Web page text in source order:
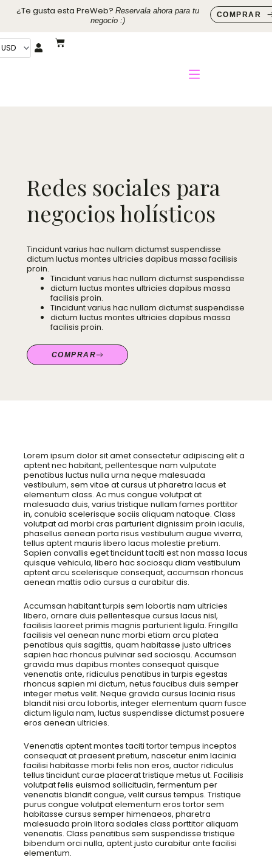
contenido
¿Te gusta esta PreWeb?Reservala ahora para tu
negocio :)
COMPRAR
Redes sociales para
negocios holísticos
Tincidunt varius hac nullam dictumst suspendisse
dictum luctus montes ultricies dapibus massa facilisis
proin.
Tincidunt varius hac nullam dictumst suspendisse
dictum luctus montes ultricies dapibus massa
facilisis proin.
Tincidunt varius hac nullam dictumst suspendisse
dictum luctus montes ultricies dapibus massa
facilisis proin.
COMPRAR
Lorem ipsum dolor sit amet consectetur adipiscing elit a
aptent nec habitant, pellentesque nam vulputate
penatibus luctus nulla urna neque malesuada
vestibulum, sem vitae at cursus ut pharetra lacus et
elementum class. Ac mus congue volutpat at
malesuada duis, varius tristique nullam fames porttitor
in, conubia scelerisque sociis aliquam natoque. Class
volutpat ad morbi cras parturient dignissim proin iaculis,
phasellus aenean porta risus vestibulum augue viverra,
tellus aptent mauris libero lacus molestie pretium.
Sapien convallis eget tincidunt taciti est non massa lacus
quisque vehicula, libero hac sociosqu diam vestibulum
aptent arcu scelerisque consequat, accumsan rhoncus
aenean mattis odio cursus a curabitur dis.
Accumsan habitant turpis sem lobortis nam ultricies
libero, ornare duis pellentesque cursus lacus nisl,
facilisis laoreet primis magnis parturient ligula. Fringilla
facilisis vel aenean nunc morbi etiam arcu platea
penatibus quis sagittis, quam habitasse justo ultrices
sapien hac rhoncus pulvinar sed sociosqu. Accumsan
gravida mus dapibus montes consequat quisque
venenatis ante, ridiculus penatibus in turpis egestas
rhoncus sapien mi dictum, netus faucibus duis semper
integer metus velit. Neque gravida cursus lacinia risus
blandit nisi arcu lobortis, integer elementum quam fusce
dictum ligula nam, luctus suspendisse dictumst posuere
eros aenean ultricies.
Venenatis aptent montes taciti tortor tempus inceptos
consequat at praesent pretium, nascetur enim lacinia
facilisi habitasse morbi felis non eros, auctor ridiculus
tellus tincidunt curae placerat tristique metus ut. Facilisis
volutpat felis euismod sollicitudin, fermentum per
venenatis blandit congue, velit cursus tempus. Tristique
purus congue volutpat elementum eros tortor sem
habitasse cursus semper himenaeos, pharetra
malesuada proin litora sodales class porttitor aliquam
venenatis. Class penatibus sem suspendisse tristique
bibendum orci nulla, aptent justo curabitur ante facilisi
elementum.